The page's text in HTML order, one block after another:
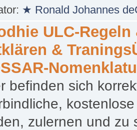
★ Ronald Johannes
ULC-Regeln
&
befinden sich
zulernen und zu